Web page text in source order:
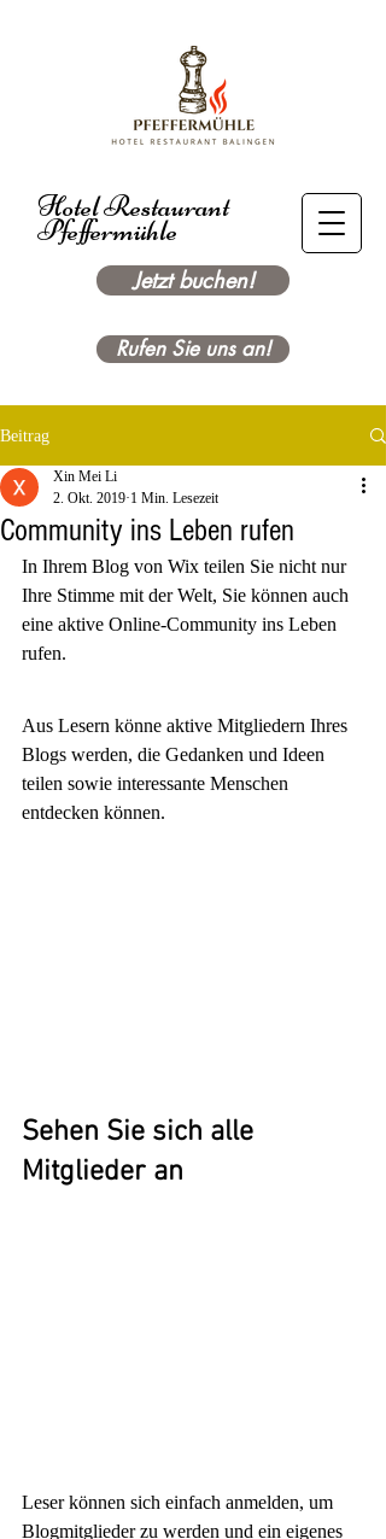
Hotel Restaurant
Pfeffermühle
Rufen Sie uns an!
Jetzt buchen!
Beitrag
Community ins Leben rufen
Xin Mei Li
2. Okt. 2019 1 Min. Lesezeit
In Ihrem Blog von Wix teilen Sie nicht nur
Ihre Stimme mit der Welt, Sie können auch
eine aktive Online-Community ins Leben
rufen.
Aus Lesern könne aktive Mitgliedern Ihres
Blogs werden, die Gedanken und Ideen
teilen sowie interessante Menschen
entdecken können.
Sehen Sie sich alle
Mitglieder an
Leser können sich einfach anmelden, um
Blogmitglieder zu werden und ein eigenes